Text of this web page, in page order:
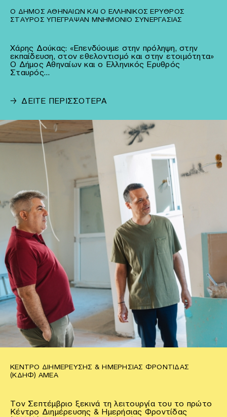
Ο ΔΉΜΟΣ ΑΘΗΝΑΊΩΝ ΚΑΙ Ο ΕΛΛΗΝΙΚΌΣ ΕΡΥΘΡΌΣ
ΣΤΑΥΡΌΣ ΥΠΈΓΡΑΨΑΝ ΜΝΗΜΌΝΙΟ ΣΥΝΕΡΓΑΣΊΑΣ
Χάρης Δούκας: «Επενδύουμε στην πρόληψη, στην
εκπαίδευση, στον εθελοντισμό και στην ετοιμότητα»
Ο Δήμος Αθηναίων και ο Ελληνικός Ερυθρός
Σταυρός…
→ ΔΕΙΤΕ ΠΕΡΙΣΣΟΤΕΡΑ
ΚΈΝΤΡΟ ΔΙΗΜΈΡΕΥΣΗΣ & ΗΜΕΡΉΣΙΑΣ ΦΡΟΝΤΊΔΑΣ
(ΚΔΗΦ) ΑΜΕΑ
Τον Σεπτέμβριο ξεκινά τη λειτουργία του το πρώτο
Κέντρο Διημέρευσης & Ημερήσιας Φροντίδας